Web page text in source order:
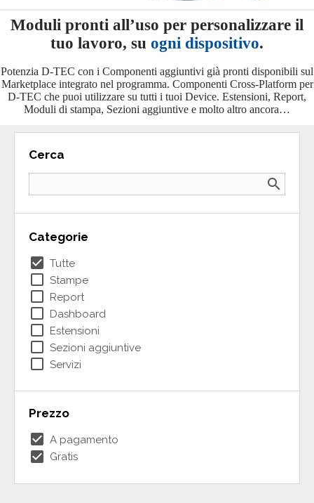
Moduli pronti all’uso per personalizzare il
tuo lavoro, su ogni dispositivo.
Potenzia D-TEC con i Componenti aggiuntivi già pronti disponibili sul
Marketplace integrato nel programma. Componenti Cross-Platform per
D-TEC che puoi utilizzare su tutti i tuoi Device. Estensioni, Report,
Moduli di stampa, Sezioni aggiuntive e molto altro ancora…